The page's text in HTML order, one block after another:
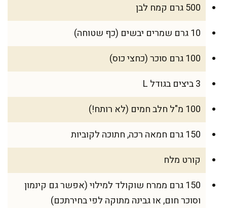
500 גרם קמח לבן
10 גרם שמרים יבשים (כף שטוחה)
100 גרם סוכר (כחצי כוס)
3 ביצים בגודל L
100 מ"ל חלב חמים (לא רותח!)
150 גרם חמאה רכה, חתוכה לקוביות
קורט מלח
150 גרם ממרח שוקולד למילוי (אפשר גם קינמון
וסוכר חום, או גבינה מתוקה לפי בחירתכם)